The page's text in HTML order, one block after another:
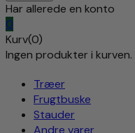
Har allerede en konto
0
Kurv(0)
Ingen produkter i kurven.
Træer
Frugtbuske
Stauder
Andre varer